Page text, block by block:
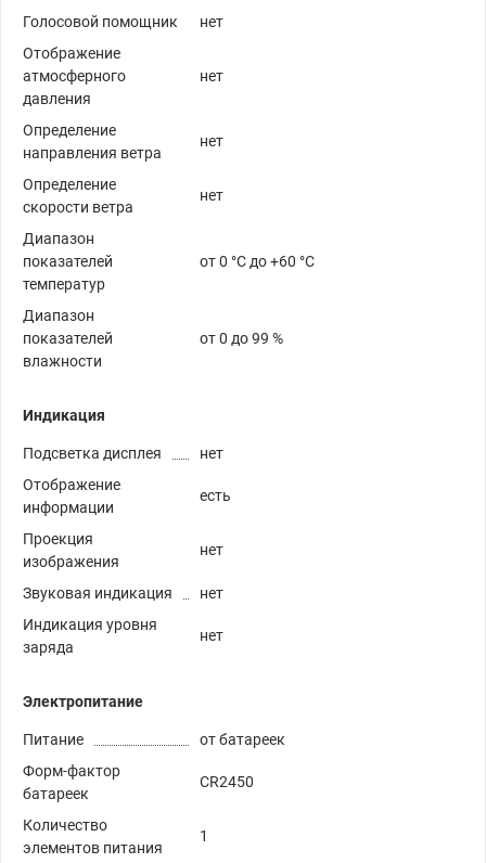
Голосовой помощник
нет
Отображение
атмосферного
давления
нет
Определение
направления ветра
нет
Определение
скорости ветра
нет
Диапазон
показателей
температур
от 0 °C до +60 °C
Диапазон
показателей
влажности
от 0 до 99 %
Индикация
Подсветка дисплея
нет
Отображение
информации
есть
Проекция
изображения
нет
Звуковая индикация
нет
Индикация уровня
заряда
нет
Электропитание
Питание
от батареек
Форм-фактор
батареек
CR2450
Количество
элементов питания
1